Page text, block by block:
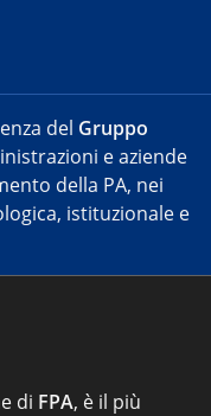
del Gruppo
e aziende
della PA, nei
istituzionale e
di FPA, è il più